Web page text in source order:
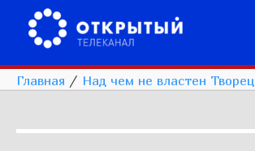
Главная / Над чем не властен Творец